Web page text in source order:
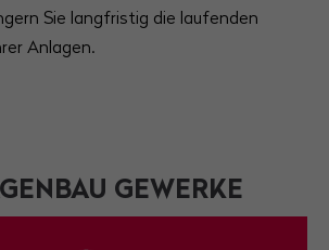
Sie langfristig die laufenden
Anlagen.
GEWERKE